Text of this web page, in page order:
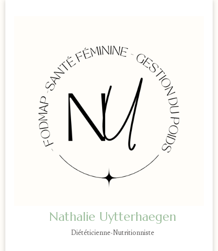
Nathalie Uytterhaegen
Diététicienne-Nutritionniste